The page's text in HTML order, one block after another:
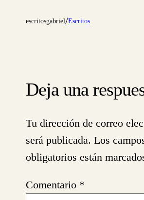
escritosgabriel/Escritos
Deja una
Tu dirección de correo
será publicada. Los
obligatorios están
Comentario *